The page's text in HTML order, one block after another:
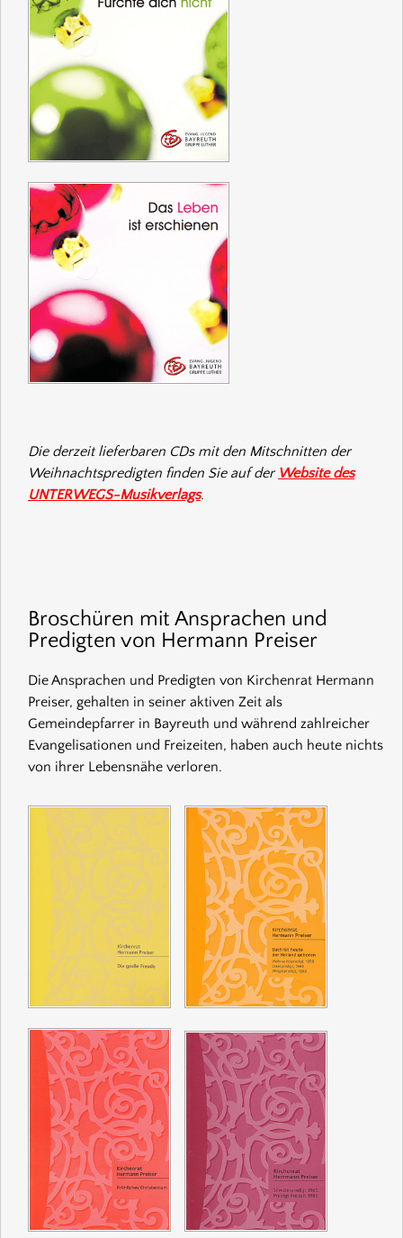
Die derzeit lieferbaren CDs mit den Mitschnitten der
Weihnachtspredigten finden Sie auf der Website des
UNTERWEGS-Musikverlags.
Broschüren mit Ansprachen und
Predigten von Hermann Preiser
Die Ansprachen und Predigten von Kirchenrat Hermann
Preiser, gehalten in seiner aktiven Zeit als
Gemeindepfarrer in Bayreuth und während zahlreicher
Evangelisationen und Freizeiten, haben auch heute nichts
von ihrer Lebensnähe verloren.